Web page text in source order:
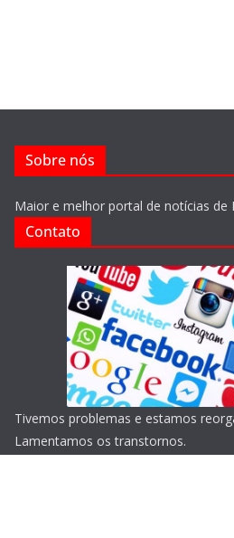
Sobre nós
Maior e melhor portal de notícias de
Contato
Tivemos problemas e estamos
Lamentamos os transtornos.